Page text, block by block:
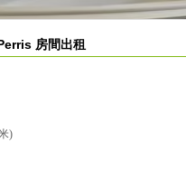
房間出租
)